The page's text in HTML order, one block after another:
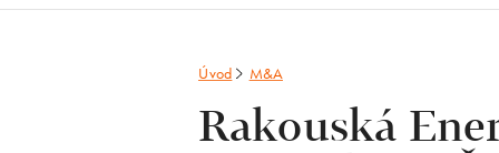
Úvod M&A
Rakouská